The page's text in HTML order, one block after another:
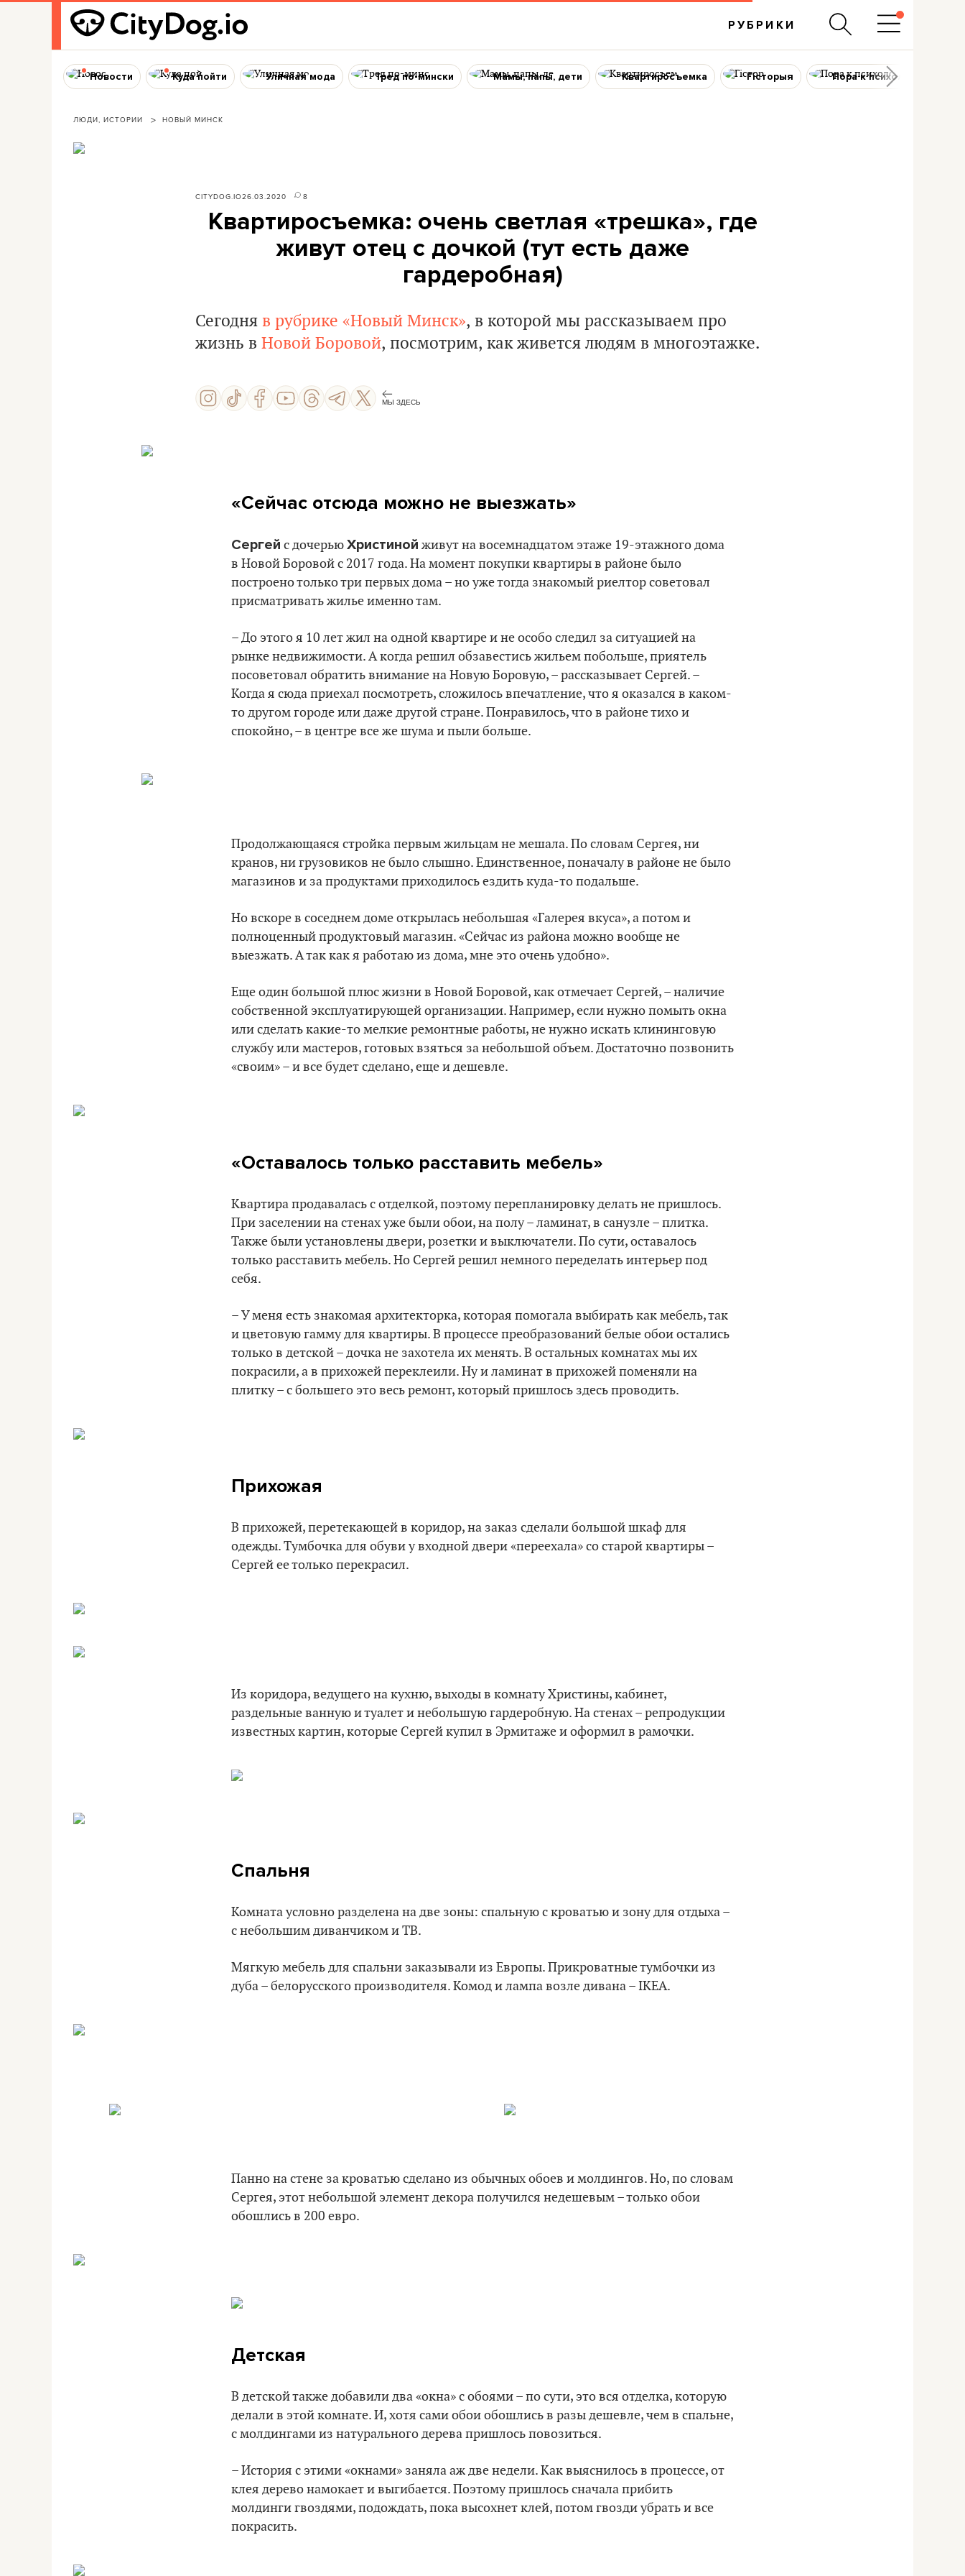
РУБРИКИ
Новости Куда пойти Уличная мода Тред по-мински Мамы, папы, дети Квартиросъемка Гісторыя Пора к психологу
ЛЮДИ, ИСТОРИИ НОВЫЙ МИНСК
CITYDOG.IO26.03.2020 8
Квартиросъемка: очень светлая «трешка», где
живут отец с дочкой (тут есть даже
гардеробная)
Сегодня в рубрике «Новый Минск», в которой мы рассказываем про
жизнь в Новой Боровой, посмотрим, как живется людям в многоэтажке.
МЫ ЗДЕСЬ
«Сейчас отсюда можно не выезжать»
Сергей с дочерьюХристиной живут на восемнадцатом этаже 19-этажного дома
в Новой Боровой с 2017 года. На момент покупки квартиры в районе было
построено только три первых дома – но уже тогда знакомый риелтор советовал
присматривать жилье именно там.
– До этого я 10 лет жил на одной квартире и не особо следил за ситуацией на
рынке недвижимости. А когда решил обзавестись жильем побольше, приятель
посоветовал обратить внимание на Новую Боровую, – рассказывает Сергей. –
Когда я сюда приехал посмотреть, сложилось впечатление, что я оказался в каком-
то другом городе или даже другой стране. Понравилось, что в районе тихо и
спокойно, – в центре все же шума и пыли больше.
Продолжающаяся стройка первым жильцам не мешала. По словам Сергея, ни
кранов, ни грузовиков не было слышно. Единственное, поначалу в районе не было
магазинов и за продуктами приходилось ездить куда-то подальше.
Но вскоре в соседнем доме открылась небольшая «Галерея вкуса», а потом и
полноценный продуктовый магазин. «Сейчас из района можно вообще не
выезжать. А так как я работаю из дома, мне это очень удобно».
Еще один большой плюс жизни в Новой Боровой, как отмечает Сергей, – наличие
собственной эксплуатирующей организации. Например, если нужно помыть окна
или сделать какие-то мелкие ремонтные работы, не нужно искать клининговую
службу или мастеров, готовых взяться за небольшой объем. Достаточно позвонить
«своим» – и все будет сделано, еще и дешевле.
«Оставалось только расставить мебель»
Квартира продавалась с отделкой, поэтому перепланировку делать не пришлось.
При заселении на стенах уже были обои, на полу – ламинат, в санузле – плитка.
Также были установлены двери, розетки и выключатели. По сути, оставалось
только расставить мебель. Но Сергей решил немного переделать интерьер под
себя.
– У меня есть знакомая архитекторка, которая помогала выбирать как мебель, так
и цветовую гамму для квартиры. В процессе преобразований белые обои остались
только в детской – дочка не захотела их менять. В остальных комнатах мы их
покрасили, а в прихожей переклеили. Ну и ламинат в прихожей поменяли на
плитку – с большего это весь ремонт, который пришлось здесь проводить.
Прихожая
В прихожей, перетекающей в коридор, на заказ сделали большой шкаф для
одежды. Тумбочка для обуви у входной двери «переехала» со старой квартиры –
Сергей ее только перекрасил.
Из коридора, ведущего на кухню, выходы в комнату Христины, кабинет,
раздельные ванную и туалет и небольшую гардеробную. На стенах – репродукции
известных картин, которые Сергей купил в Эрмитаже и оформил в рамочки.
Спальня
Комната условно разделена на две зоны: спальную с кроватью и зону для отдыха –
с небольшим диванчиком и ТВ.
Мягкую мебель для спальни заказывали из Европы. Прикроватные тумбочки из
дуба – белорусского производителя. Комод и лампа возле дивана – IKEA.
Панно на стене за кроватью сделано из обычных обоев и молдингов. Но, по словам
Сергея, этот небольшой элемент декора получился недешевым – только обои
обошлись в 200 евро.
Детская
В детской также добавили два «окна» с обоями – по сути, это вся отделка, которую
делали в этой комнате. И, хотя сами обои обошлись в разы дешевле, чем в спальне,
с молдингами из натурального дерева пришлось повозиться.
– История с этими «окнами» заняла аж две недели. Как выяснилось в процессе, от
клея дерево намокает и выгибается. Поэтому пришлось сначала прибить
молдинги гвоздями, подождать, пока высохнет клей, потом гвозди убрать и все
покрасить.